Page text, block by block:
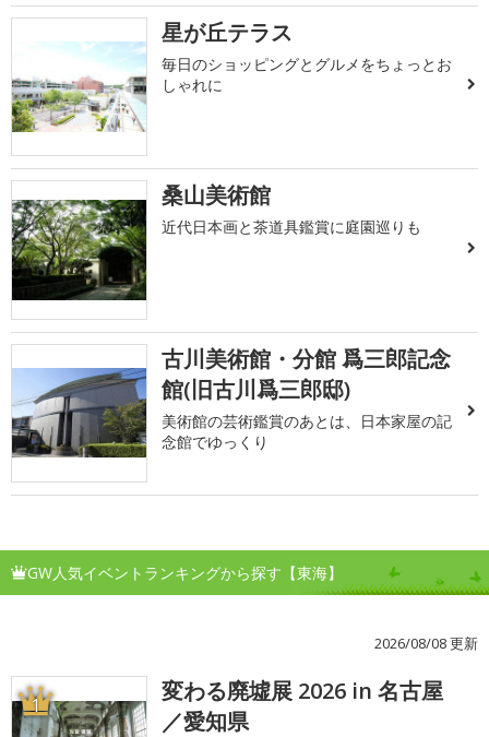
星が丘テラス
毎日のショッピングとグルメをちょっとお
しゃれに
桑山美術館
近代日本画と茶道具鑑賞に庭園巡りも
古川美術館・分館 爲三郎記念
館(旧古川爲三郎邸)
美術館の芸術鑑賞のあとは、日本家屋の記
念館でゆっくり
GW人気イベントランキングから探す【東海】
2026/08/08 更新
1
変わる廃墟展 2026 in 名古屋
／愛知県